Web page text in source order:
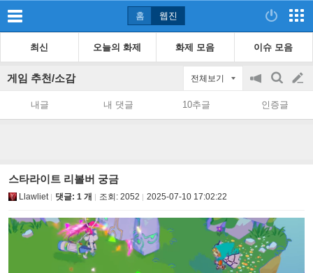
홈 웹진
최신 오늘의 화제 화제 모음 이슈 모음
게임 추천/소감 전체보기
공
on/off
검
색
글
쓰
내글 내 댓글 10추글 인증글
스타라이트 리볼버 궁금
Llawliet 댓글: 1 개 조회: 2052 2025-07-10 17:02:22